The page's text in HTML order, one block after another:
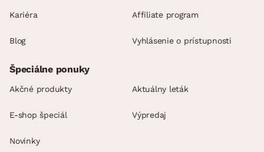
Kariéra
Blog
Affiliate program
Vyhlásenie o prístupnosti
Špeciálne ponuky
Akčné produkty Aktuálny leták
E-shop špeciál Výpredaj
Novinky